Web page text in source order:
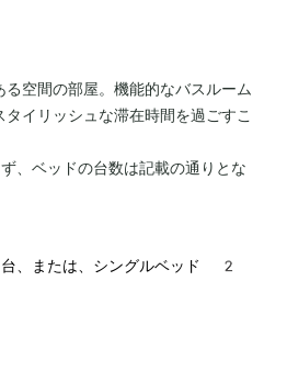
空間の部屋。機能的なバスルーム
イリッシュな滞在時間を過ごすこ
、ベッドの台数は記載の通りとな
または、シングルベッド 2